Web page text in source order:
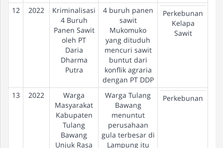
12 2022
Kriminalisasi
4 Buruh
Panen Sawit
oleh PT
Daria
Dharma
Putra
4 buruh panen
sawit
Mukomuko
yang dituduh
mencuri sawit
buntut dari
konflik agraria
dengan PT DDP
Perkebunan
Kelapa
Sawit
13 2022
Warga
Masyarakat
Kabupaten
Tulang
Bawang
Unjuk Rasa
Warga Tulang
Bawang
menuntut
perusahaan
gula terbesar di
Lampung itu
Perkebunan